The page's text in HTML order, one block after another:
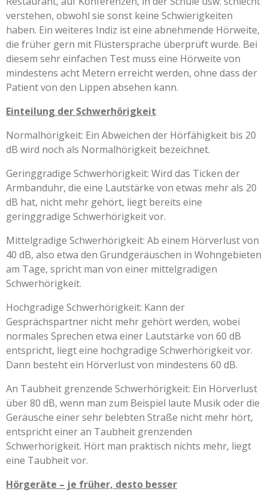
verstehen, obwohl sie sonst keine Schwierigkeiten
haben. Ein weiteres Indiz ist eine abnehmende Hörweite,
die früher gern mit Flüstersprache überprüft wurde. Bei
diesem sehr einfachen Test muss eine Hörweite von
mindestens acht Metern erreicht werden, ohne dass der
Patient von den Lippen absehen kann.
Einteilung der Schwerhörigkeit
Normalhörigkeit: Ein Abweichen der Hörfähigkeit bis 20
dB wird noch als Normalhörigkeit bezeichnet.
Geringgradige Schwerhörigkeit: Wird das Ticken der
Armbanduhr, die eine Lautstärke von etwas mehr als 20
dB hat, nicht mehr gehört, liegt bereits eine
geringgradige Schwerhörigkeit vor.
Mittelgradige Schwerhörigkeit: Ab einem Hörverlust von
40 dB, also etwa den Grundgeräuschen in Wohngebieten
am Tage, spricht man von einer mittelgradigen
Schwerhörigkeit.
Hochgradige Schwerhörigkeit: Kann der
Gesprächspartner nicht mehr gehört werden, wobei
normales Sprechen etwa einer Lautstärke von 60 dB
entspricht, liegt eine hochgradige Schwerhörigkeit vor.
Dann besteht ein Hörverlust von mindestens 60 dB.
An Taubheit grenzende Schwerhörigkeit: Ein Hörverlust
über 80 dB, wenn man zum Beispiel laute Musik oder die
Geräusche einer sehr belebten Straße nicht mehr hört,
entspricht einer an Taubheit grenzenden
Schwerhörigkeit. Hört man praktisch nichts mehr, liegt
eine Taubheit vor.
Hörgeräte – je früher, desto besser